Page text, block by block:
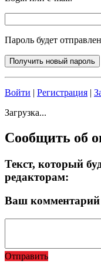
Пароль будет
Войти | Регистрация |
Загрузка...
Сообщить об
Текст, который
редакторам:
Ваш комментарий
Отправить